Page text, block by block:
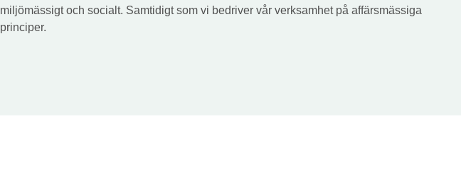
miljömässigt och socialt. Samtidigt som vi bedriver vår verksamhet på affärsmässiga
principer.